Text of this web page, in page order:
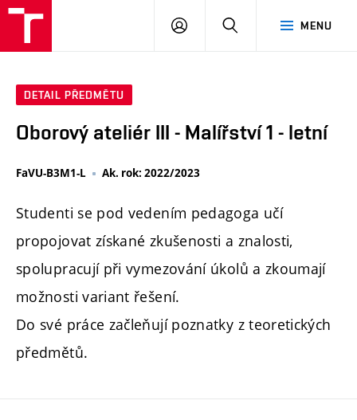
MENU
PŘIHLÁSIT
DETAIL PŘEDMĚTU
Oborový ateliér III - Malířství 1 - letní
FaVU-B3M1-L Ak. rok: 2022/2023
Studenti se pod vedením pedagoga učí
propojovat získané zkušenosti a znalosti,
spolupracují při vymezování úkolů a zkoumají
možnosti variant řešení.
Do své práce začleňují poznatky z teoretických
předmětů.